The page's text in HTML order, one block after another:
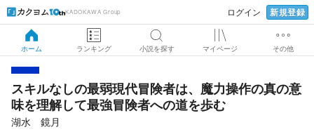
KADOKAWA Group ログイン 新規登録
ホーム ランキング 小説を探す マイページ その他
スキルなしの最弱現代冒険者は、魔力操作の真の意
味を理解して最強冒険者への道を歩む
湖水 鏡月